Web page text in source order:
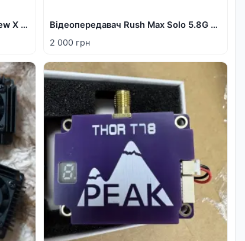
Відеоприймач Skyzone Steadyview X 7.5 G Відеопередавач Rush Max Solo 5.8G 2.5W
2 000 грн